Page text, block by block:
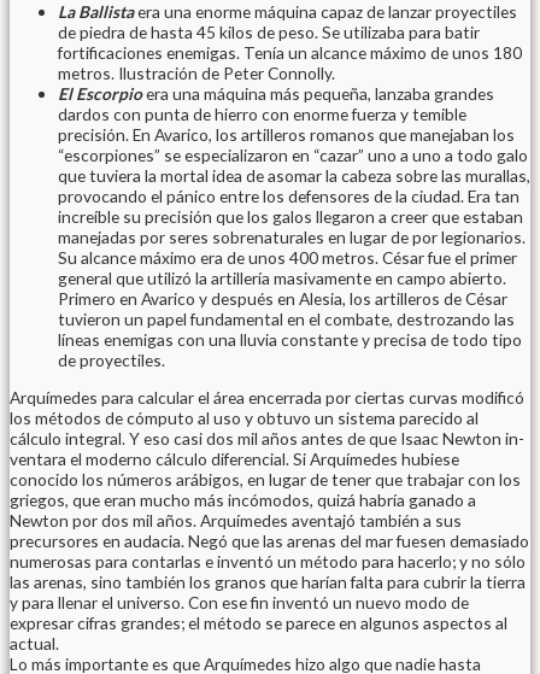
La Ballistaera una enorme máquina capaz de lanzar proyectiles
de piedra de hasta 45 kilos de peso. Se utilizaba para batir
fortificaciones enemigas. Tenía un alcance máximo de unos 180
metros. Ilustración de Peter Connolly.
El Escorpioera una máquina más pequeña, lanzaba grandes
dardos con punta de hierro con enorme fuerza y temible
precisión. En Avarico, los artilleros romanos que manejaban los
“escorpiones” se especializaron en “cazar” uno a uno a todo galo
que tuviera la mortal idea de asomar la cabeza sobre las murallas,
provocando el pánico entre los defensores de la ciudad. Era tan
increíble su precisión que los galos llegaron a creer que estaban
manejadas por seres sobrenaturales en lugar de por legionarios.
Su alcance máximo era de unos 400 metros. César fue el primer
general que utilizó la artillería masivamente en campo abierto.
Primero en Avarico y después en Alesia, los artilleros de César
tuvieron un papel fundamental en el combate, destrozando las
líneas enemigas con una lluvia constante y precisa de todo tipo
de proyectiles.
Arquímedes para calcular el área encerrada por ciertas curvas modificó
los métodos de cómputo al uso y obtuvo un sistema parecido al
cálculo integral. Y eso casi dos mil años antes de que Isaac Newton in­
ventara el moderno cálculo diferencial. Si Arquímedes hubiese
conocido los números arábigos, en lugar de tener que trabajar con los
griegos, que eran mucho más incó­modos, quizá habría ganado a
Newton por dos mil años. Arquímedes aventajó también a sus
precursores en audacia. Negó que las arenas del mar fuesen demasiado
numerosas para contarlas e inventó un método para ha­cerlo; y no sólo
las arenas, sino también los granos que harían falta para cubrir la tierra
y para llenar el uni­verso. Con ese fin inventó un nuevo modo de
expresar cifras grandes; el método se parece en algunos aspec­tos al
actual.
Lo más importante es que Arquímedes hizo algo que nadie hasta